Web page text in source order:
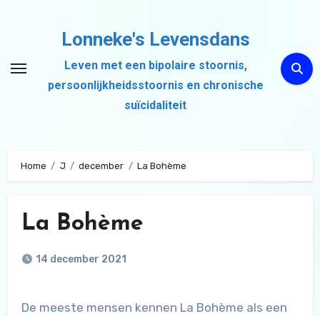
inhoud
Lonneke's Levensdans
Leven met een bipolaire stoornis,
persoonlijkheidsstoornis en chronische
suïcidaliteit
Home J december La Bohème
La Bohème
14 december 2021
De meeste mensen kennen La Bohème als een